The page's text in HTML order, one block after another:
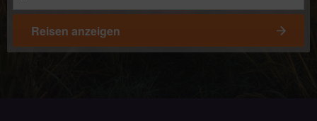
Reisen anzeigen